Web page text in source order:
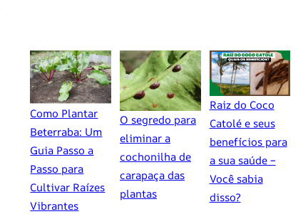
Como Plantar
Beterraba: Um
Guia Passo a
Passo para
Cultivar Raízes
Vibrantes
O segredo para
eliminar a
cochonilha de
carapaça das
plantas
Raiz do Coco
Catolé e seus
benefícios para
a sua saúde –
Você sabia
disso?